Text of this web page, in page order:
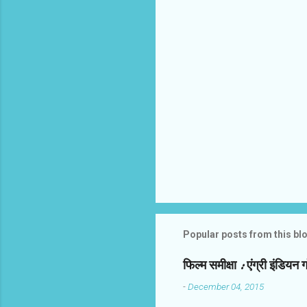
Popular posts from this
फिल्‍म समीक्षा : एंग्री
-December 04, 2015